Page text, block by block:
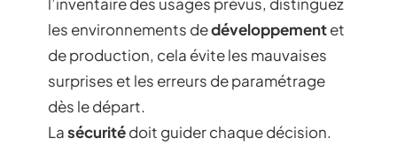
les environnements dedéveloppementet
de production, cela évite les mauvaises
surprises et les erreurs de paramétrage
dès le départ.
Lasécuritédoit guider chaque décision.